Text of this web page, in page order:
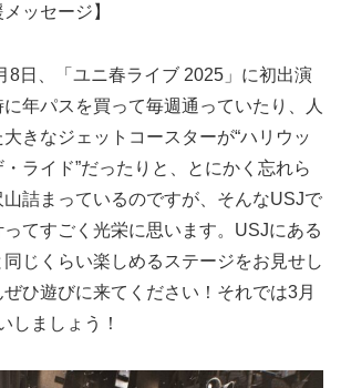
メッセージ】
8日、「ユニ春ライブ 2025」に初出演
年パスを買って毎週通っていたり、人
きなジェットコースターが“ハリウッ
・ライド”だったりと、とにかく忘れら
詰まっているのですが、そんなUSJで
てすごく光栄に思います。USJにある
じくらい楽しめるステージをお見せし
ひ遊びに来てください！それでは3月
しましょう！